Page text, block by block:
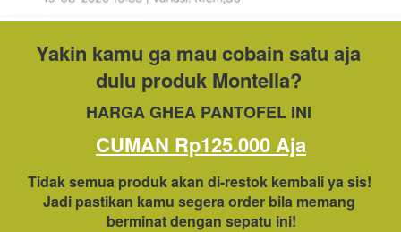
Yakin kamu ga mau cobain satu aja
dulu produk Montella?
HARGA GHEA PANTOFEL INI
CUMAN Rp125.000 Aja
Tidak semua produk akan di-restok kembali ya sis!
Jadi pastikan kamu segera order bila memang
berminat dengan sepatu ini!